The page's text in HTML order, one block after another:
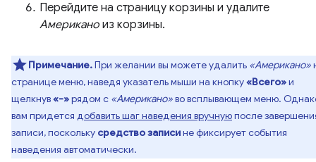
Перейдите на страницу корзины и удалите
Американо из корзины.
Примечание.При желании вы можете удалить «Американо»
странице меню, наведя указатель мыши на кнопку«Всего»и
щелкнув«-»рядом с «Американо»во всплывающем меню.
вам придется добавить шаг наведения вручнуюпосле
записи, поскольку средство записине фиксирует события
наведения автоматически.